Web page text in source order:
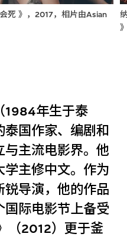
死 》，2017，相片由Asian
（1984年生于泰
泰国作家、编剧和
与主流电影界。他
学主修中文。作为
锐导演，他的作品
国际电影节上备受
（2012）更于釜